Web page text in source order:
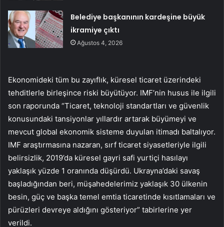
Belediye başkanının kardeşine büyük
ikramiye çıktı
Ağustos 4, 2026
Ekonomideki tüm bu zayıflık, kü­resel ticaret üzerindeki
tehdit­lerle birleşince riski büyütüyor. IMF’nin husus ile ilgili
son rapo­runda “Ticaret, teknoloji stan­dartları ve güvenlik
konusundaki tansiyonlar yıllardır artarak büyü­meyi ve
mevcut global ekono­mik sisteme duyulan itimadı bal­talıyor.
IMF araştırmasına nazaran, sırf ticaret siyasetleriyle ilgili
belirsizlik, 2019’da küresel gayri safi yurtiçi hasılayı
yaklaşık yüzde 1 oranında düşürdü. Uk­rayna’daki savaş
başladığından beri, müşahedelerimiz yaklaşık 30 ülkenin
besin, güç ve başka temel emtia ticaretinde kısıtlamaları ve
pürüzleri devreye aldığını gös­teriyor” tabirlerine yer
verildi.